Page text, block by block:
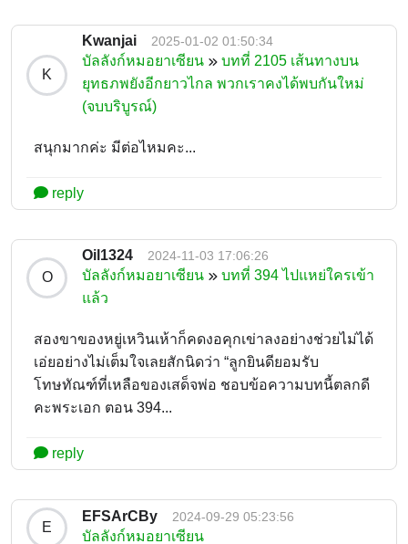
K
Kwanjai 2025-01-02 01:50:34
บัลลังก์หมอยาเซียน
บทที่ 2105 เส้นทางบน
ยุทธภพยังอีกยาวไกล พวกเราคงได้พบกันใหม่
(จบบริบูรณ์)
สนุกมากค่ะ มีต่อไหมคะ...
reply
O
Oil1324 2024-11-03 17:06:26
บัลลังก์หมอยาเซียน
บทที่ 394 ไปแหย่ใครเข้า
แล้ว
สองขาของหยู่เหวินเห้าก็คดงอคุกเข่าลงอย่างช่วยไม่ได้
เอ่ยอย่างไม่เต็มใจเลยสักนิดว่า “ลูกยินดียอมรับ
โทษทัณฑ์ที่เหลือของเสด็จพ่อ ชอบข้อความบทนี้ตลกดี
คะพระเอก ตอน 394...
reply
E
EFSArCBy 2024-09-29 05:23:56
บัลลังก์หมอยาเซียน